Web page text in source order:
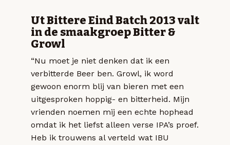
Ut Bittere Eind Batch 2013 valt
in de smaakgroep Bitter &
Growl
“Nu moet je niet denken dat ik een
verbitterde Beer ben. Growl, ik word
gewoon enorm blij van bieren met een
uitgesproken hoppig- en bitterheid. Mijn
vrienden noemen mij een echte hophead
omdat ik het liefst alleen verse IPA’s proef.
Heb ik trouwens al verteld wat IBU